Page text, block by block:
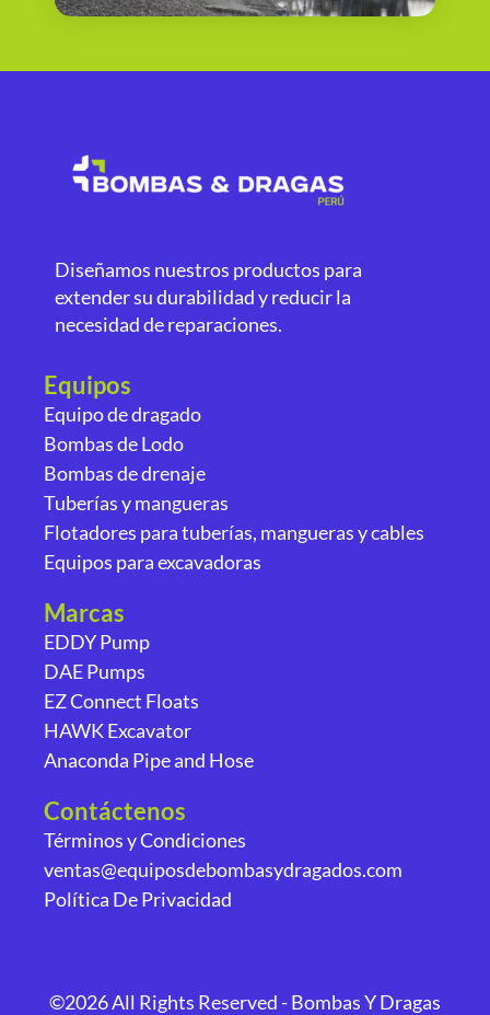
Diseñamos nuestros productos para
extender su durabilidad y reducir la
necesidad de reparaciones.
Equipos
Equipo de dragado
Bombas de Lodo
Bombas de drenaje
Tuberías y mangueras
Flotadores para tuberías, mangueras y cables
Equipos para excavadoras
Marcas
EDDY Pump
DAE Pumps
EZ Connect Floats
HAWK Excavator
Anaconda Pipe and Hose
Contáctenos
Términos y Condiciones
ventas@equiposdebombasydragados.com
Política De Privacidad
©2026 All Rights Reserved - Bombas Y Dragas